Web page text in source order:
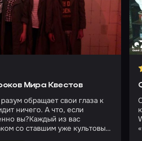
Мира Квестов
обращает свои глаза к
ничего. А что, если
вы?Каждый из вас
со ставшим уже культовым
Об